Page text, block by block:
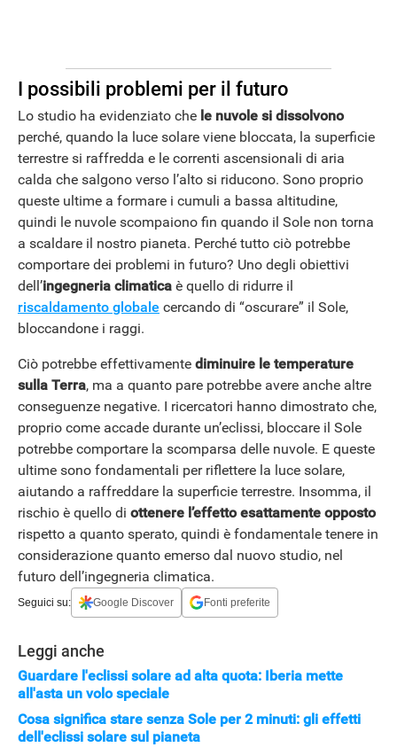
I possibili problemi per il futuro
Lo studio ha evidenziato che le nuvole si dissolvono
perché, quando la luce solare viene bloccata, la superficie
terrestre si raffredda e le correnti ascensionali di aria
calda che salgono verso l’alto si riducono. Sono proprio
queste ultime a formare i cumuli a bassa altitudine,
quindi le nuvole scompaiono fin quando il Sole non torna
a scaldare il nostro pianeta. Perché tutto ciò potrebbe
comportare dei problemi in futuro? Uno degli obiettivi
dell’ingegneria climatica è quello di ridurre il
riscaldamento globale cercando di “oscurare” il Sole,
bloccandone i raggi.
Ciò potrebbe effettivamente diminuire le temperature
sulla Terra, ma a quanto pare potrebbe avere anche altre
conseguenze negative. I ricercatori hanno dimostrato che,
proprio come accade durante un’eclissi, bloccare il Sole
potrebbe comportare la scomparsa delle nuvole. E queste
ultime sono fondamentali per riflettere la luce solare,
aiutando a raffreddare la superficie terrestre. Insomma, il
rischio è quello di ottenere l’effetto esattamente opposto
rispetto a quanto sperato, quindi è fondamentale tenere in
considerazione quanto emerso dal nuovo studio, nel
futuro dell’ingegneria climatica.
Seguici su: Google Discover Fonti preferite
Leggi anche
Guardare l'eclissi solare ad alta quota: Iberia mette
all'asta un volo speciale
Cosa significa stare senza Sole per 2 minuti: gli effetti
dell'eclissi solare sul pianeta